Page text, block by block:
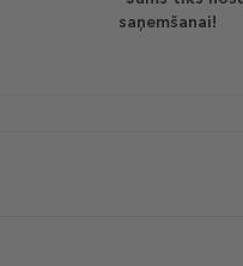
saņemšanai!